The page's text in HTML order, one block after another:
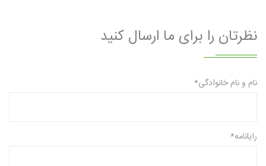
نظرتان را برای ما ارسال کنید
نام و نام خانوادگی*
رایانامه*